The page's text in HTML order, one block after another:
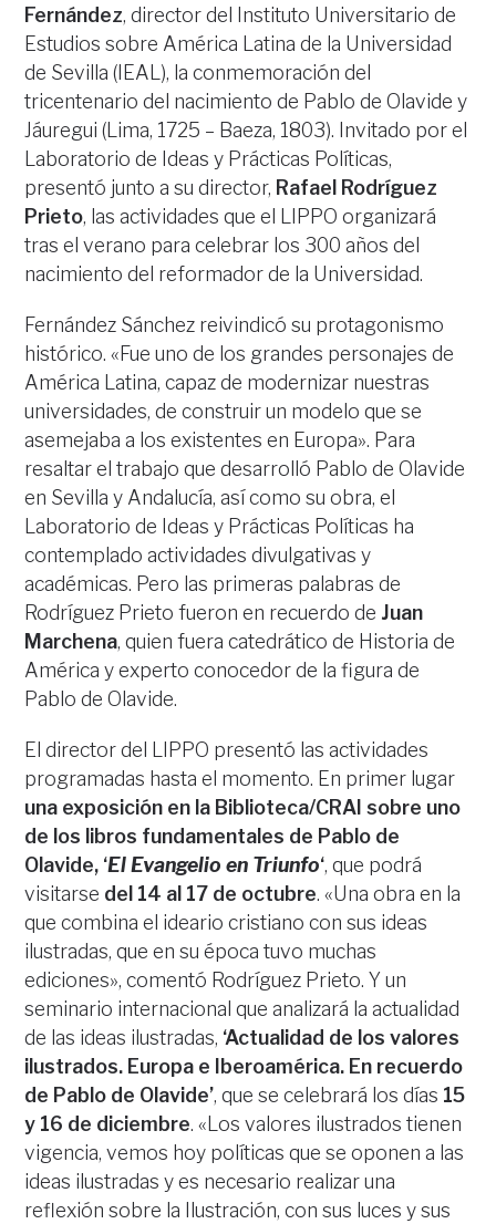
Fernández, director del Instituto Universitario de
Estudios sobre América Latina de la Universidad
de Sevilla (IEAL), la conmemoración del
tricentenario del nacimiento de Pablo de Olavide y
Jáuregui (Lima, 1725 – Baeza, 1803). Invitado por el
Laboratorio de Ideas y Prácticas Políticas,
presentó junto a su director, Rafael Rodríguez
Prieto, las actividades que el LIPPO organizará
tras el verano para celebrar los 300 años del
nacimiento del reformador de la Universidad.
Fernández Sánchez reivindicó su protagonismo
histórico. «Fue uno de los grandes personajes de
América Latina, capaz de modernizar nuestras
universidades, de construir un modelo que se
asemejaba a los existentes en Europa». Para
resaltar el trabajo que desarrolló Pablo de Olavide
en Sevilla y Andalucía, así como su obra, el
Laboratorio de Ideas y Prácticas Políticas ha
contemplado actividades divulgativas y
académicas. Pero las primeras palabras de
Rodríguez Prieto fueron en recuerdo de Juan
Marchena, quien fuera catedrático de Historia de
América y experto conocedor de la figura de
Pablo de Olavide.
El director del LIPPO presentó las actividades
programadas hasta el momento. En primer lugar
una exposición en la Biblioteca/CRAI sobre uno
de los libros fundamentales de Pablo de
Olavide, ‘El Evangelio en Triunfo‘, que podrá
visitarse del 14 al 17 de octubre. «Una obra en la
que combina el ideario cristiano con sus ideas
ilustradas, que en su época tuvo muchas
ediciones», comentó Rodríguez Prieto. Y un
seminario internacional que analizará la actualidad
de las ideas ilustradas, ‘Actualidad de los valores
ilustrados. Europa e Iberoamérica. En recuerdo
de Pablo de Olavide’, que se celebrará los días 15
y 16 de diciembre. «Los valores ilustrados tienen
vigencia, vemos hoy políticas que se oponen a las
ideas ilustradas y es necesario realizar una
reflexión sobre la Ilustración, con sus luces y sus